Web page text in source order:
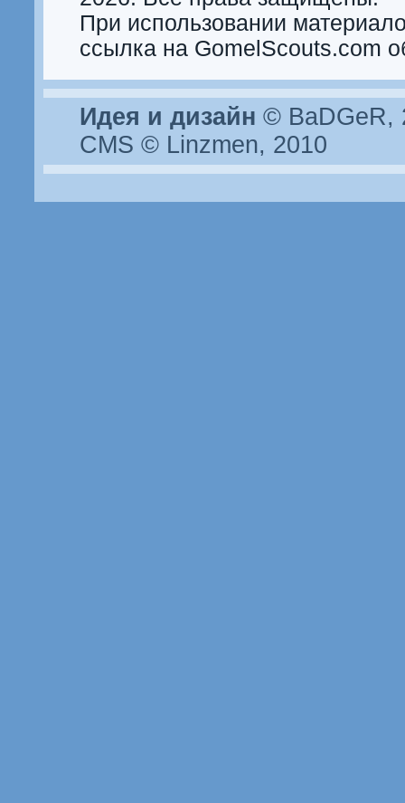
При использовании
ссылка на GomelScouts.com
Идея и дизайн © BaDGeR,
CMS © Linzmen, 2010